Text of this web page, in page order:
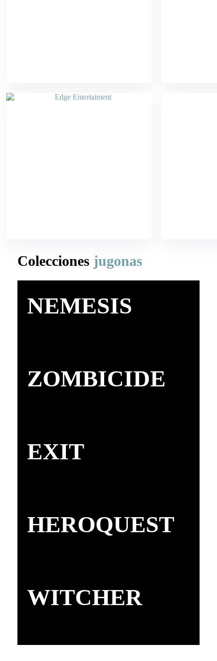
Colecciones jugonas
NEMESIS
ZOMBICIDE
EXIT
HEROQUEST
WITCHER